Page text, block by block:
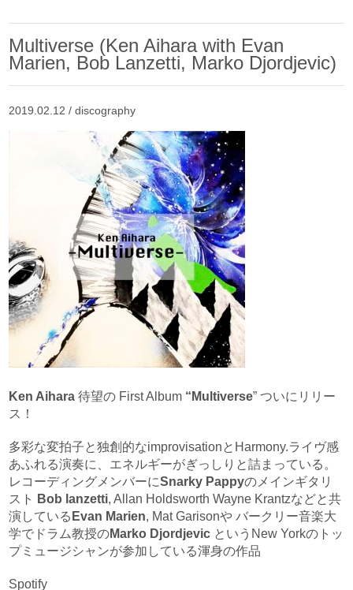
Multiverse (Ken Aihara with Evan
Marien, Bob Lanzetti, Marko Djordjevic)
2019.02.12 /discography
Ken Aihara 待望の First Album “Multiverse” ついにリリー
ス！
多彩な変拍子と独創的なimprovisationとHarmony.ライヴ感
あふれる演奏に、エネルギーがぎっしりと詰まっている。
レコーディングメンバーにSnarky Pappyのメインギタリ
スト
Bob lanzetti, Allan Holdsworth Wayne Krantzなどと共
演している Evan Marien, Mat Garisonや バークリー音楽大
学でドラム教授のMarko Djordjevic というNew Yorkのトッ
プミュージシャンが参加している渾身の作品
Spotify